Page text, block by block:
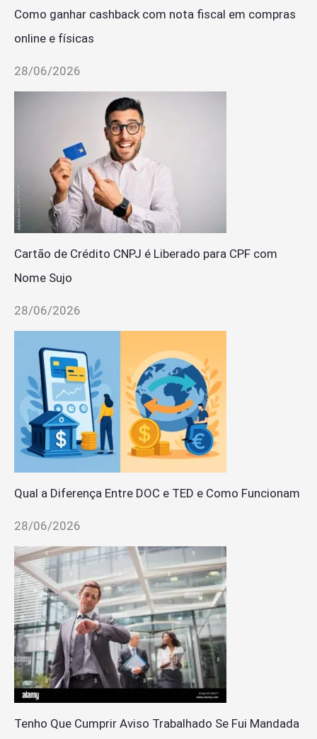
Como ganhar cashback com nota fiscal em compras
online e físicas
28/06/2026
Cartão de Crédito CNPJ é Liberado para CPF com
Nome Sujo
28/06/2026
Qual a Diferença Entre DOC e TED e Como Funcionam
28/06/2026
Tenho Que Cumprir Aviso Trabalhado Se Fui Mandada